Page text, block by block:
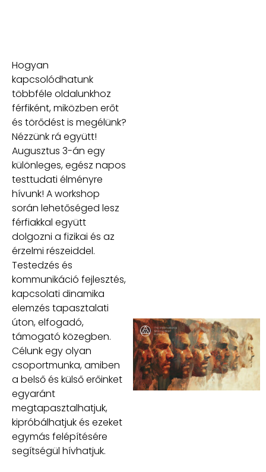
Hogyan
kapcsolódhatunk
többféle oldalunkhoz
férfiként, miközben erőt
és törődést is megélünk?
Nézzünk rá együtt!
Augusztus 3-án egy
különleges, egész napos
testtudati élményre
hívunk! A workshop
során lehetőséged lesz
férfiakkal együtt
dolgozni a fizikai és az
érzelmi részeiddel.
Testedzés és
kommunikáció fejlesztés,
kapcsolati dinamika
elemzés tapasztalati
úton, elfogadó,
támogató közegben.
Célunk egy olyan
csoportmunka, amiben
a belső és külső erőinket
egyaránt
megtapasztalhatjuk,
kipróbálhatjuk és ezeket
egymás felépítésére
segítségül hívhatjuk.